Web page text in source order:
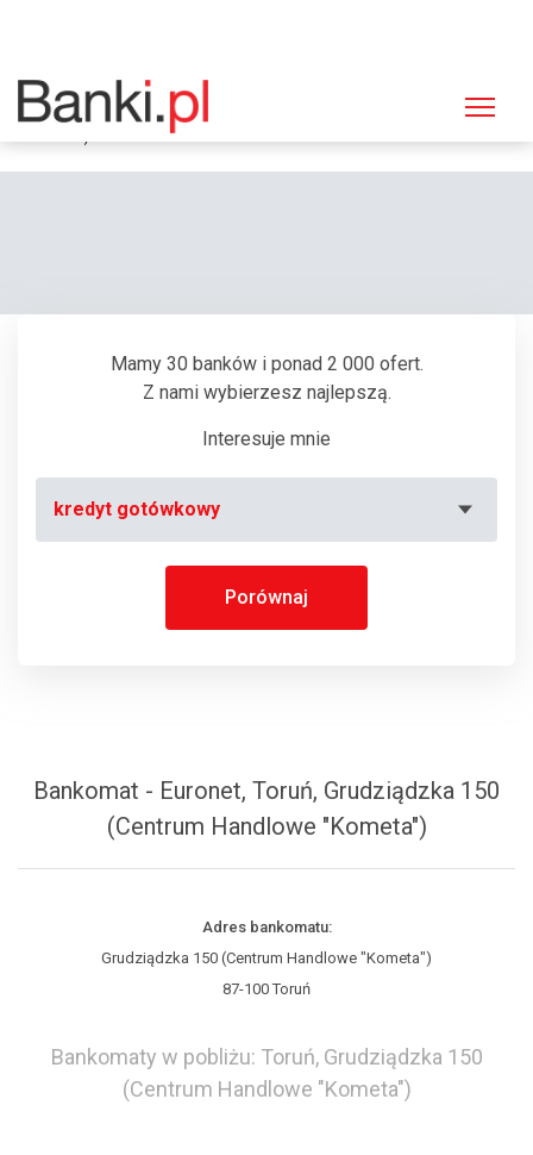
Strona główna
Bankomat Euronet, Toruń, Grudziądzka 150 (Centrum Handlowe
Mamy 30 banków i ponad 2 000 ofert.
Z nami wybierzesz najlepszą.
Interesuje mnie
kredyt gotówkowy
Porównaj
Bankomat - Euronet, Toruń, Grudziądzka 150
(Centrum Handlowe "Kometa")
Adres bankomatu:
Grudziądzka 150 (Centrum Handlowe "Kometa")
87-100 Toruń
Bankomaty w pobliżu: Toruń, Grudziądzka 150
(Centrum Handlowe "Kometa")